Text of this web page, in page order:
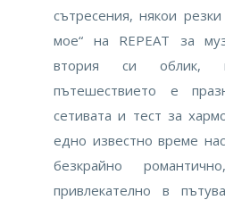
сътресения, някои
мое“ на REPEAT за
втория си облик,
пътешествието е
сетивата и тест за
едно известно време
безкрайно
привлекателно в